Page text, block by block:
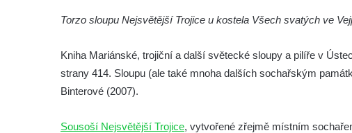
Torzo sloupu svatého Josefa na návsi ve
Sloup se sochou Piety v Kostelní ulici ve
Strupčicích
Sloup Panny Marie u kaple v Brníkově
Socha svatého Prokopa na návsi v
Torzo sloupu Nejsvětější Trojice u kostela Všech svatých ve
Kniha Mariánské, trojiční a další světecké sloupy a pilíře v
strany 414. Sloupu (ale také mnoha dalších sochařským
Binterové (2007).
Sousoší Nejsvětější Trojice, vytvořené zřejmě místním